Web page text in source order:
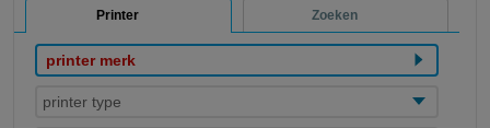
Printer Zoeken
printer merk
printer type